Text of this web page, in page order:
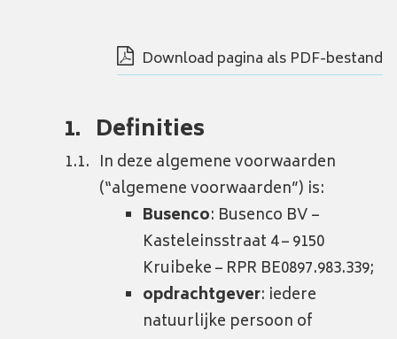
Download pagina als PDF-bestand
Definities
In deze algemene voorwaarden
(“algemene voorwaarden”) is:
Busenco: Busenco BV –
Kasteleinsstraat 4 – 9150
Kruibeke – RPR BE0897.983.339;
opdrachtgever: iedere
natuurlijke persoon of